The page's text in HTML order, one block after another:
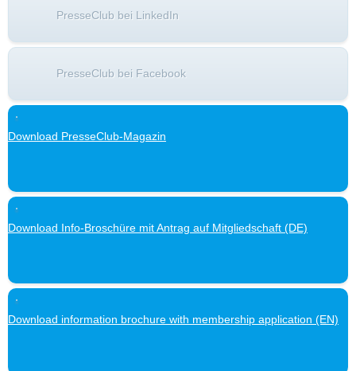
PresseClub bei LinkedIn
PresseClub bei Facebook
Download PresseClub-Magazin
Download Info-Broschüre mit Antrag auf Mitgliedschaft (DE)
Download information brochure with membership application (EN)